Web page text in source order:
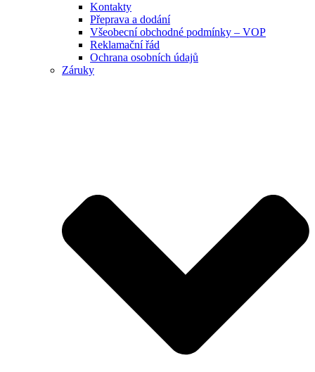
Kontakty
Přeprava a dodání
Všeobecní obchodné podmínky – VOP
Reklamační řád
Ochrana osobních údajů
Záruky